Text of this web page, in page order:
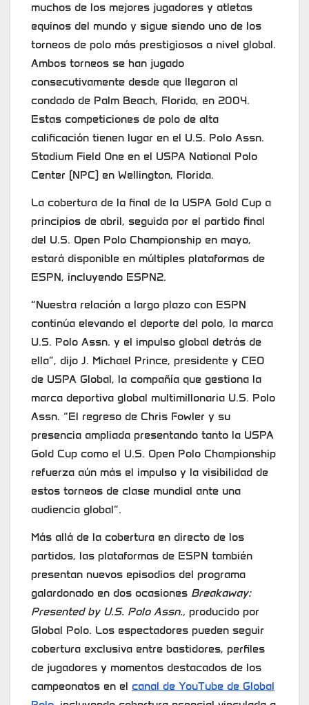
muchos de los mejores jugadores y atletas
equinos del mundo y sigue siendo uno de los
torneos de polo más prestigiosos a nivel global.
Ambos torneos se han jugado
consecutivamente desde que llegaron al
condado de Palm Beach, Florida, en 2004.
Estas competiciones de polo de alta
calificación tienen lugar en el U.S. Polo Assn.
Stadium Field One en el USPA National Polo
Center (NPC) en Wellington, Florida.
La cobertura de la final de la USPA Gold Cup a
principios de abril, seguida por el partido final
del U.S. Open Polo Championship en mayo,
estará disponible en múltiples plataformas de
ESPN, incluyendo ESPN2.
“Nuestra relación a largo plazo con ESPN
continúa elevando el deporte del polo, la marca
U.S. Polo Assn. y el impulso global detrás de
ella”, dijo J. Michael Prince, presidente y CEO
de USPA Global, la compañía que gestiona la
marca deportiva global multimillonaria U.S. Polo
Assn. “El regreso de Chris Fowler y su
presencia ampliada presentando tanto la USPA
Gold Cup como el U.S. Open Polo Championship
refuerza aún más el impulso y la visibilidad de
estos torneos de clase mundial ante una
audiencia global”.
Más allá de la cobertura en directo de los
partidos, las plataformas de ESPN también
presentan nuevos episodios del programa
galardonado en dos ocasiones Breakaway:
Presented by U.S. Polo Assn., producido por
Global Polo. Los espectadores pueden seguir
cobertura exclusiva entre bastidores, perfiles
de jugadores y momentos destacados de los
campeonatos en el canal de YouTube de Global